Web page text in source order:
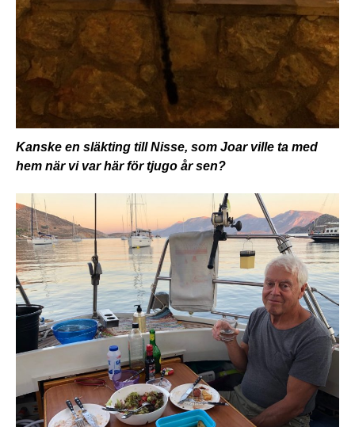
Kanske en släkting till Nisse, som Joar ville ta med
hem när vi var här för tjugo år sen?